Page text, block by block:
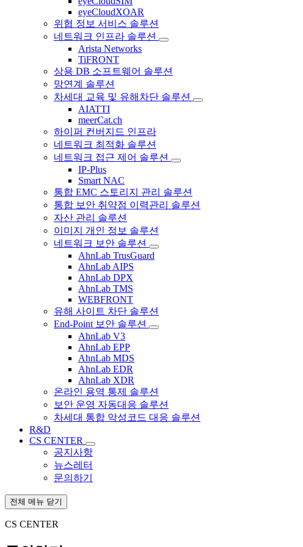
eyeCloudXOAR
위협 정보 서비스 솔루션
네트워크 인프라 솔루션
Arista Networks
TiFRONT
상용 DB 소프트웨어 솔루션
망연계 솔루션
차세대 교육 및 유해차단 솔루션
AIATTI
meerCat.ch
하이퍼 컨버지드 인프라
네트워크 최적화 솔루션
네트워크 접근 제어 솔루션
IP-Plus
Smart NAC
통합 EMC 스토리지 관리 솔루션
통합 보안 취약점 이력관리 솔루션
자산 관리 솔루션
이미지 개인 정보 솔루션
네트워크 보안 솔루션
AhnLab TrusGuard
AhnLab AIPS
AhnLab DPX
AhnLab TMS
WEBFRONT
유해 사이트 차단 솔루션
End-Point 보안 솔루션
AhnLab V3
AhnLab EPP
AhnLab MDS
AhnLab EDR
AhnLab XDR
온라인 용역 통제 솔루션
보안 운영 자동대응 솔루션
차세대 통합 악성코드 대응 솔루션
R&D
CS CENTER
공지사항
뉴스레터
문의하기
전체 메뉴 닫기
CS CENTER